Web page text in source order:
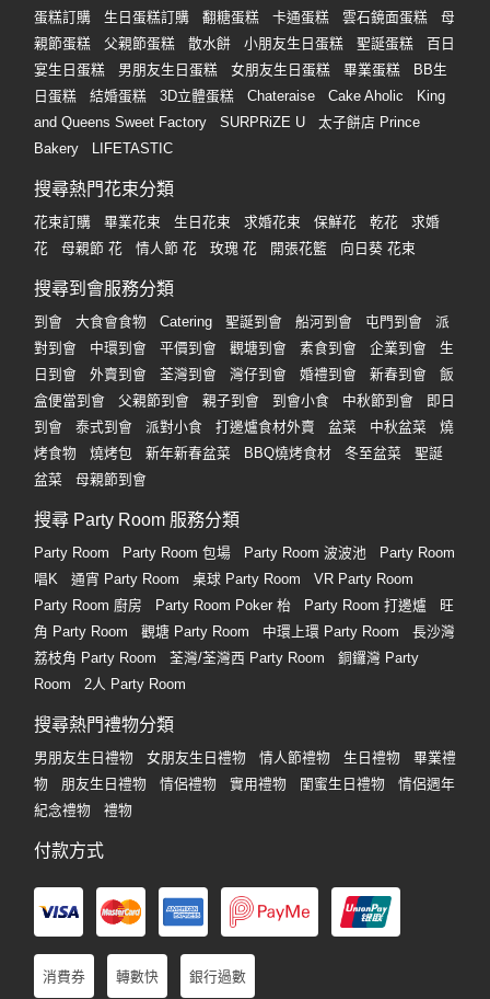
蛋糕訂購 生日蛋糕訂購 翻糖蛋糕 卡通蛋糕 雲石鏡面蛋糕
母
親節蛋糕
父親節蛋糕 散水餅 小朋友生日蛋糕 聖誕蛋糕
百日
宴生日蛋糕
男朋友生日蛋糕 女朋友生日蛋糕 畢業蛋糕
BB生
日蛋糕
結婚蛋糕 3D立體蛋糕 Chateraise Cake Aholic
King
and Queens Sweet Factory
SURPRiZE U
太子餅店 Prince
Bakery
LIFETASTIC
搜尋熱門花束分類
花束訂購 畢業花束 生日花束 求婚花束 保鮮花 乾花
求婚
花
母親節 花 情人節 花 玫瑰 花 開張花籃 向日葵 花束
搜尋到會服務分類
到會 大食會食物 Catering 聖誕到會 船河到會 屯門到會
派
對到會
中環到會 平價到會 觀塘到會 素食到會 企業到會
生
日到會
外賣到會 荃灣到會 灣仔到會 婚禮到會 新春到會
飯
盒便當到會
父親節到會 親子到會 到會小食 中秋節到會
即日
到會
泰式到會 派對小食 打邊爐食材外賣 盆菜 中秋盆菜
燒
烤食物
燒烤包 新年新春盆菜 BBQ燒烤食材 冬至盆菜
聖誕
盆菜
母親節到會
搜尋 Party Room 服務分類
Party Room Party Room 包場 Party Room 波波池
Party Room
唱K
通宵 Party Room 桌球 Party Room
VR Party Room
Party Room 廚房
Party Room Poker 枱 Party Room 打邊爐
旺
角 Party Room
觀塘 Party Room 中環上環 Party Room
長沙灣
荔枝角 Party Room
荃灣/荃灣西 Party Room
銅鑼灣 Party
Room
2人 Party Room
搜尋熱門禮物分類
男朋友生日禮物 女朋友生日禮物 情人節禮物 生日禮物
畢業禮
物
朋友生日禮物 情侶禮物 實用禮物 閨蜜生日禮物
情侶週年
紀念禮物
禮物
付款方式
消費券 轉數快 銀行過數